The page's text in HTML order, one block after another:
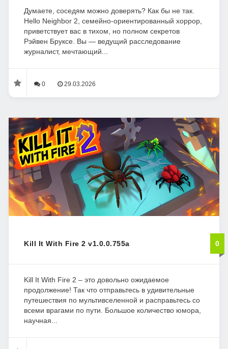
Думаете, соседям можно доверять? Как бы не так.
Hello Neighbor 2, семейно-ориентированный хоррор,
приветствует вас в тихом, но полном секретов
Рэйвен Бруксе. Вы — ведущий расследование
журналист, мечтающий...
0 29.03.2026
Kill It With Fire 2 v1.0.0.755a 0
Kill It With Fire 2 – это довольно ожидаемое
продолжение! Так что отправьтесь в удивительные
путешествия по мультивселенной и расправьтесь со
всеми врагами по пути. Большое количество юмора,
научная...